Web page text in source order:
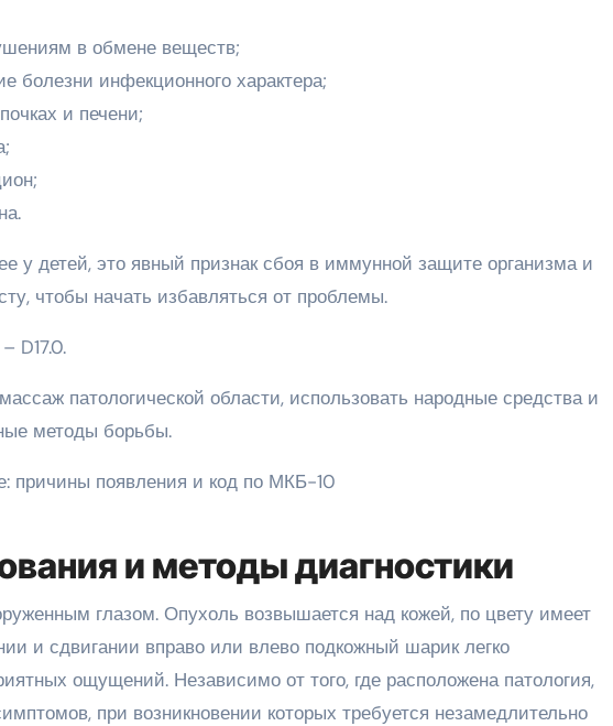
в обмене веществ;
болезни инфекционного характера;
и печени;
у детей, это явный признак сбоя в иммунной защите организма и
чтобы начать избавляться от проблемы.
D17.0.
патологической области, использовать народные средства и
методы борьбы.
и методы диагностики
глазом. Опухоль возвышается над кожей, по цвету имеет
и сдвигании вправо или влево подкожный шарик легко
ощущений. Независимо от того, где расположена патология,
при возникновении которых требуется незамедлительно